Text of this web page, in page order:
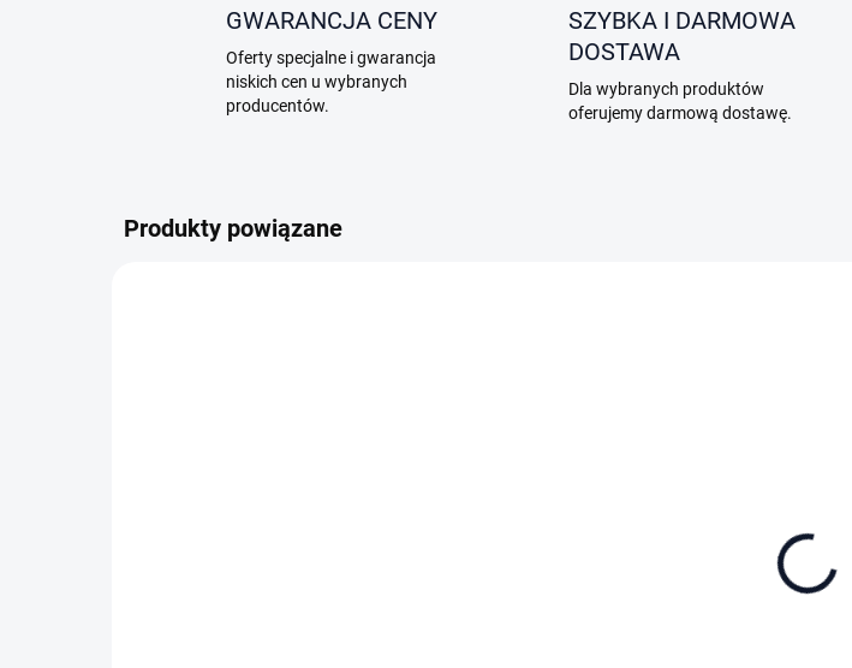
GWARANCJA CENY
Oferty specjalne i gwarancja
niskich cen u wybranych
producentów.
SZYBKA I DARMOWA
DOSTAWA
Dla wybranych produktów
oferujemy darmową dostawę.
Produkty powiązane